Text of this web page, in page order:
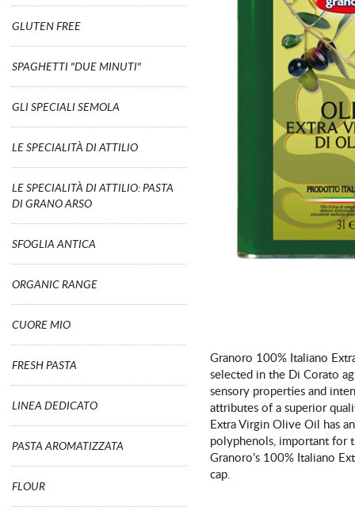
GLUTEN FREE
SPAGHETTI "DUE MINUTI"
GLI SPECIALI SEMOLA
LE SPECIALITÀ DI ATTILIO
LE SPECIALITÀ DI ATTILIO: PASTA
DI GRANO ARSO
SFOGLIA ANTICA
ORGANIC RANGE
CUORE MIO
FRESH PASTA
LINEA DEDICATO
PASTA AROMATIZZATA
FLOUR
Granoro 100% Italiano
selected in the Di Corato
sensory properties and
attributes of a superior
Extra Virgin Olive Oil has
polyphenols, important for
Granoro’s 100% Italiano
cap.